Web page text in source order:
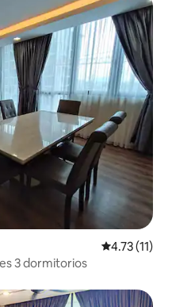
Calificación
4.73 (11)
3 dormitorios